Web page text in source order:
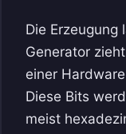
Die
Generator
einer
Diese Bits
meist